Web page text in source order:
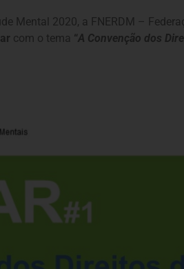
Mental 2020, a FNERDM –
com o tema “A Convenção dos